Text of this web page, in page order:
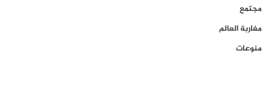
مجتمع
مغاربة العالم
منوعات